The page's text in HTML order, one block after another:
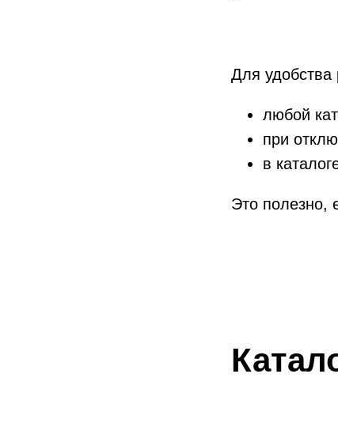
Для удобства
любой
при
в
Это полезно,